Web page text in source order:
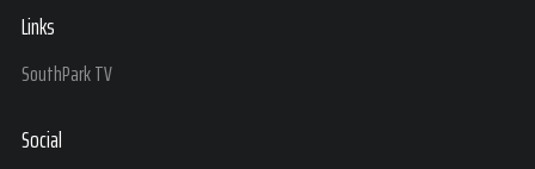
Links
SouthPark TV
Social